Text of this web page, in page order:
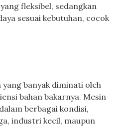
fleksibel, sedangkan
sesuai kebutuhan, cocok
banyak diminati oleh
bahan bakarnya. Mesin
berbagai kondisi,
industri kecil, maupun